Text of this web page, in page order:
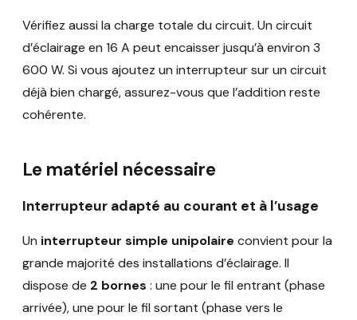
Vérifiez aussi la charge totale du circuit. Un circuit
d’éclairage en 16 A peut encaisser jusqu’à environ 3
600 W. Si vous ajoutez un interrupteur sur un circuit
déjà bien chargé, assurez-vous que l’addition reste
cohérente.
Le matériel nécessaire
Interrupteur adapté au courant et à l’usage
Un interrupteur simple unipolaire convient pour la
grande majorité des installations d’éclairage. Il
dispose de 2 bornes : une pour le fil entrant (phase
arrivée), une pour le fil sortant (phase vers le